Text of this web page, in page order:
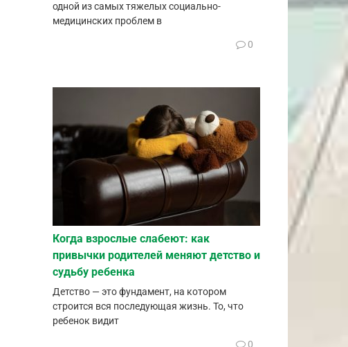
одной из самых тяжелых социально-
медицинских проблем в
0
Когда взрослые слабеют: как
привычки родителей меняют детство и
судьбу ребенка
Детство — это фундамент, на котором
строится вся последующая жизнь. То, что
ребенок видит
0